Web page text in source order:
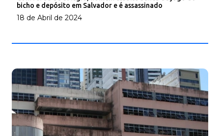
bicho e depósito em Salvador e é assassinado
18 de Abril de 2024